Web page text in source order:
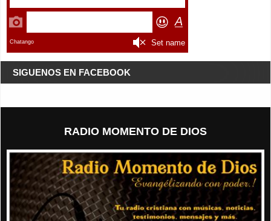
SIGUENOS EN FACEBOOK
RADIO MOMENTO DE DIOS